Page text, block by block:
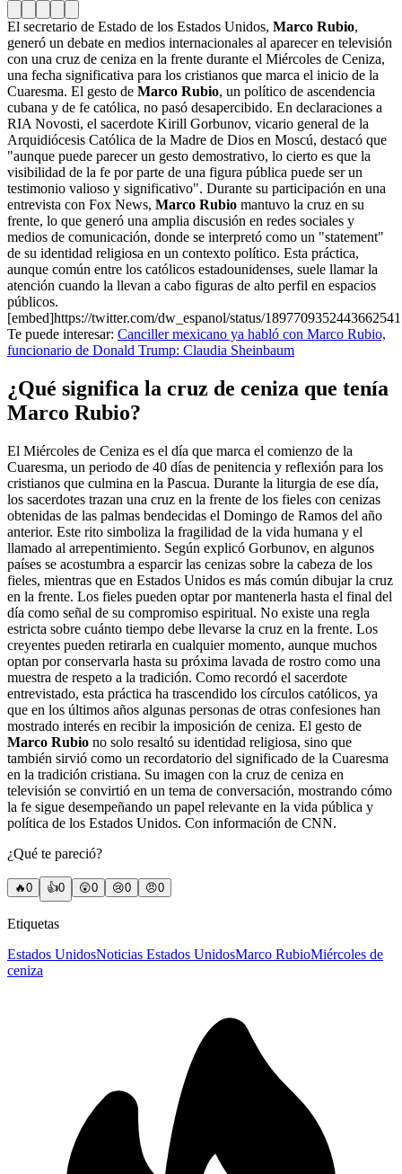
El secretario de Estado de los Estados Unidos, Marco Rubio,
generó un debate en medios internacionales al aparecer en televisión
con una cruz de ceniza en la frente durante el Miércoles de Ceniza,
una fecha significativa para los cristianos que marca el inicio de la
Cuaresma. El gesto de Marco Rubio, un político de ascendencia
cubana y de fe católica, no pasó desapercibido. En declaraciones a
RIA Novosti, el sacerdote Kirill Gorbunov, vicario general de la
Arquidiócesis Católica de la Madre de Dios en Moscú, destacó que
"aunque puede parecer un gesto demostrativo, lo cierto es que la
visibilidad de la fe por parte de una figura pública puede ser un
testimonio valioso y significativo". Durante su participación en una
entrevista con Fox News, Marco Rubio mantuvo la cruz en su
frente, lo que generó una amplia discusión en redes sociales y
medios de comunicación, donde se interpretó como un "statement"
de su identidad religiosa en un contexto político. Esta práctica,
aunque común entre los católicos estadounidenses, suele llamar la
atención cuando la llevan a cabo figuras de alto perfil en espacios
públicos.
[embed]https://twitter.com/dw_espanol/status/
Te puede interesar: Canciller mexicano ya habló con Marco Rubio,
funcionario de Donald Trump: Claudia Sheinbaum
¿Qué significa la cruz de ceniza que tenía
Marco Rubio?
El Miércoles de Ceniza es el día que marca el comienzo de la
Cuaresma, un periodo de 40 días de penitencia y reflexión para los
cristianos que culmina en la Pascua. Durante la liturgia de ese día,
los sacerdotes trazan una cruz en la frente de los fieles con cenizas
obtenidas de las palmas bendecidas el Domingo de Ramos del año
anterior. Este rito simboliza la fragilidad de la vida humana y el
llamado al arrepentimiento. Según explicó Gorbunov, en algunos
países se acostumbra a esparcir las cenizas sobre la cabeza de los
fieles, mientras que en Estados Unidos es más común dibujar la cruz
en la frente. Los fieles pueden optar por mantenerla hasta el final del
día como señal de su compromiso espiritual. No existe una regla
estricta sobre cuánto tiempo debe llevarse la cruz en la frente. Los
creyentes pueden retirarla en cualquier momento, aunque muchos
optan por conservarla hasta su próxima lavada de rostro como una
muestra de respeto a la tradición. Como recordó el sacerdote
entrevistado, esta práctica ha trascendido los círculos católicos, ya
que en los últimos años algunas personas de otras confesiones han
mostrado interés en recibir la imposición de ceniza. El gesto de
Marco Rubio no solo resaltó su identidad religiosa, sino que
también sirvió como un recordatorio del significado de la Cuaresma
en la tradición cristiana. Su imagen con la cruz de ceniza en
televisión se convirtió en un tema de conversación, mostrando cómo
la fe sigue desempeñando un papel relevante en la vida pública y
política de los Estados Unidos. Con información de CNN.
¿Qué te pareció?
🔥0 👍0 😲0 😢0 😠0
Etiquetas
Estados UnidosNoticias Estados UnidosMarco RubioMiércoles de
ceniza